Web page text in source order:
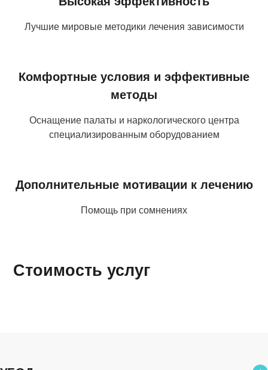
Лучшие мировые методики лечения зависимости
Комфортные условия и эффективные
методы
Оснащение палаты и наркологического центра
специализированным оборудованием
Дополнительные мотивации к лечению
Помощь при сомнениях
Стоимость услуг